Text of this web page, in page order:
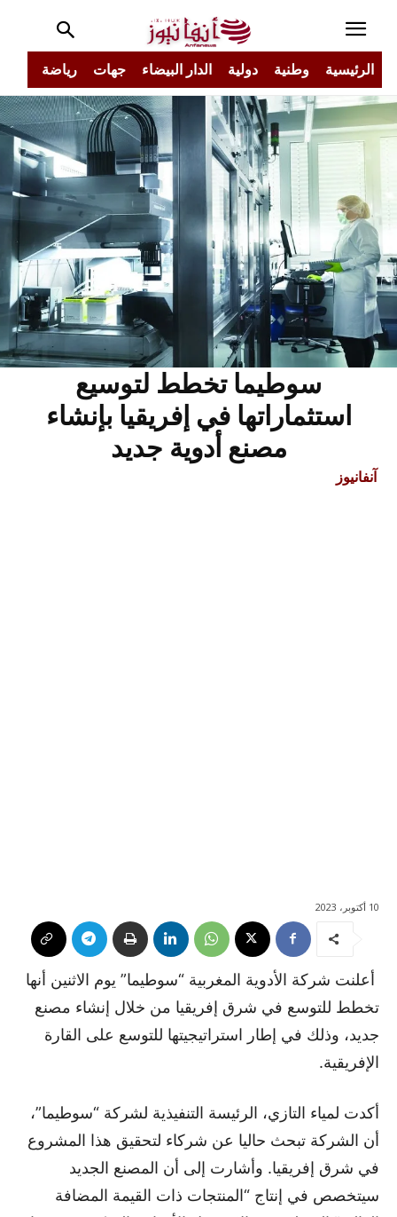
الرئيسية وطنية دولية الدار البيضاء جهات رياضة
سوطيما تخطط لتوسيع
استثماراتها في إفريقيا بإنشاء
مصنع أدوية جديد
آنفانيوز
10 أكتوبر، 2023
أعلنت شركة الأدوية المغربية “سوطيما” يوم الاثنين أنها
تخطط للتوسع في شرق إفريقيا من خلال إنشاء مصنع
جديد، وذلك في إطار استراتيجيتها للتوسع على القارة
الإفريقية.
أكدت لمياء التازي، الرئيسة التنفيذية لشركة “سوطيما”،
أن الشركة تبحث حاليا عن شركاء لتحقيق هذا المشروع
في شرق إفريقيا. وأشارت إلى أن المصنع الجديد
سيتخصص في إنتاج “المنتجات ذات القيمة المضافة